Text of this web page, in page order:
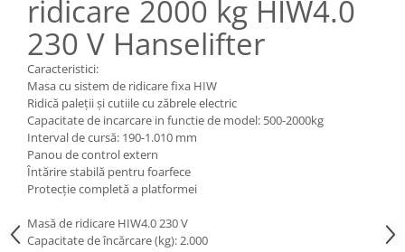
Pozitionere de sudura
Instalatii de rotire
Platforme foarfeca
Tip SB - cu bază rabatabilă
Nacela stivuitor
Translator stivuitor
Prelungitor lame stivuitor CAM
attachments
Atasamente profesionale CAM
Cleste ridicare butoi
Dispozitive ridicare butoaie
ridicare 2000 kg HIW4.0
230 V Hanselifter
Caracteristici:
Masa cu sistem de ridicare fixa HIW
Ridică paleții și cutiile cu zăbrele electric
Capacitate de incarcare in functie de model: 500-2000kg
Interval de cursă: 190-1.010 mm
Panou de control extern
Întărire stabilă pentru foarfece
Protecție completă a platformei
Masă de ridicare HIW4.0 230 V
Capacitate de încărcare (kg): 2.000